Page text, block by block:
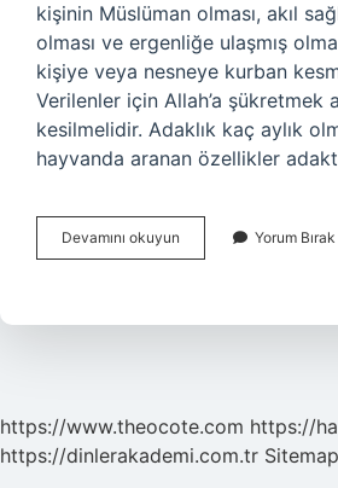
kişinin Müslüman olması, akıl
olması ve ergenliğe ulaşmış
kişiye veya nesneye kurban
Verilenler için Allah’a şükretmek
kesilmelidir. Adaklık kaç aylık
hayvanda aranan özellikler
Devamını okuyun
Kaç
Yapılmalı
Yorum Bırak
https://www.theocote.com https://
https://dinlerakademi.com.tr Sitemap